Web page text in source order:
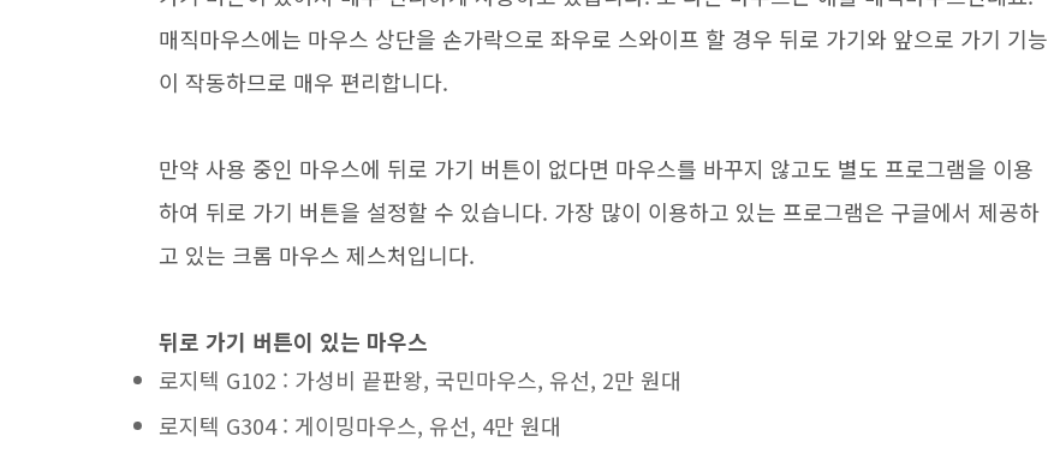
매직마우스에는 마우스 상단을 손가락으로 좌우로 스와이프 할 경우 뒤로 가기와 앞으로 가기 기능
이 작동하므로 매우 편리합니다.
만약 사용 중인 마우스에 뒤로 가기 버튼이 없다면 마우스를 바꾸지 않고도 별도 프로그램을 이용
하여 뒤로 가기 버튼을 설정할 수 있습니다. 가장 많이 이용하고 있는 프로그램은 구글에서 제공하
고 있는 크롬 마우스 제스처입니다.
뒤로 가기 버튼이 있는 마우스
로지텍 G102 : 가성비 끝판왕, 국민마우스, 유선, 2만 원대
로지텍 G304 : 게이밍마우스, 유선, 4만 원대